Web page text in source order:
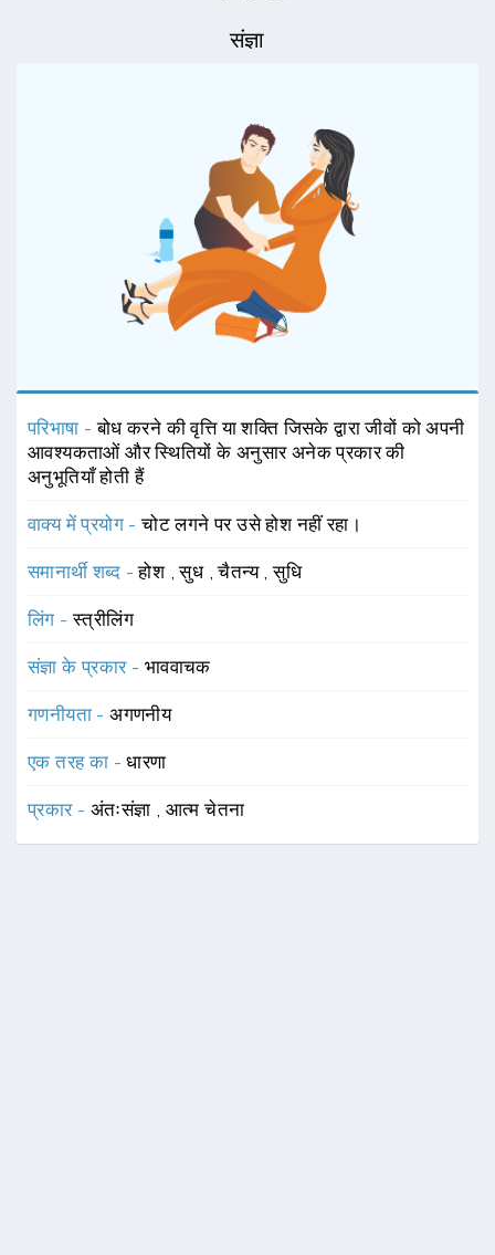
संज्ञा
परिभाषा -बोध करने की वृत्ति या शक्ति जिसके द्वारा जीवों को अपनी
आवश्यकताओं और स्थितियों के अनुसार अनेक प्रकार की
अनुभूतियाँ होती हैं
वाक्य में प्रयोग -चोट लगने पर उसे होश नहीं रहा।
समानार्थी शब्द -होश ,सुध ,चैतन्य ,सुधि
लिंग -स्त्रीलिंग
संज्ञा के प्रकार - भाववाचक
गणनीयता -अगणनीय
एक तरह का -धारणा
प्रकार - अंतःसंज्ञा आत्म चेतना